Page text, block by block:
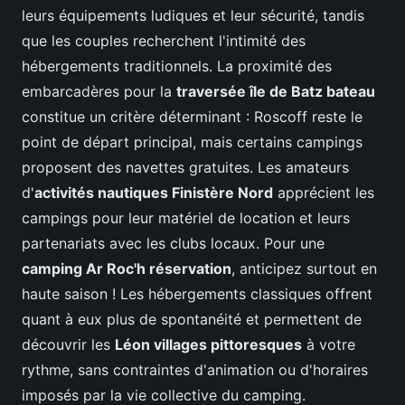
leurs équipements ludiques et leur sécurité, tandis
que les couples recherchent l'intimité des
hébergements traditionnels. La proximité des
embarcadères pour la traversée île de Batz bateau
constitue un critère déterminant : Roscoff reste le
point de départ principal, mais certains campings
proposent des navettes gratuites. Les amateurs
d'activités nautiques Finistère Nord apprécient les
campings pour leur matériel de location et leurs
partenariats avec les clubs locaux. Pour une
camping Ar Roc'h réservation, anticipez surtout en
haute saison ! Les hébergements classiques offrent
quant à eux plus de spontanéité et permettent de
découvrir les Léon villages pittoresques à votre
rythme, sans contraintes d'animation ou d'horaires
imposés par la vie collective du camping.